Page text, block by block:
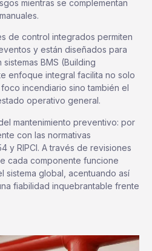
mientras se complementan
de control integrados permiten
y están diseñados para
BMS (Building
enfoque integral facilita no solo
incendiario sino también el
operativo general.
mantenimiento preventivo: por
con las normativas
y RIPCI. A través de revisiones
cada componente funcione
sistema global, acentuando así
fiabilidad inquebrantable frente